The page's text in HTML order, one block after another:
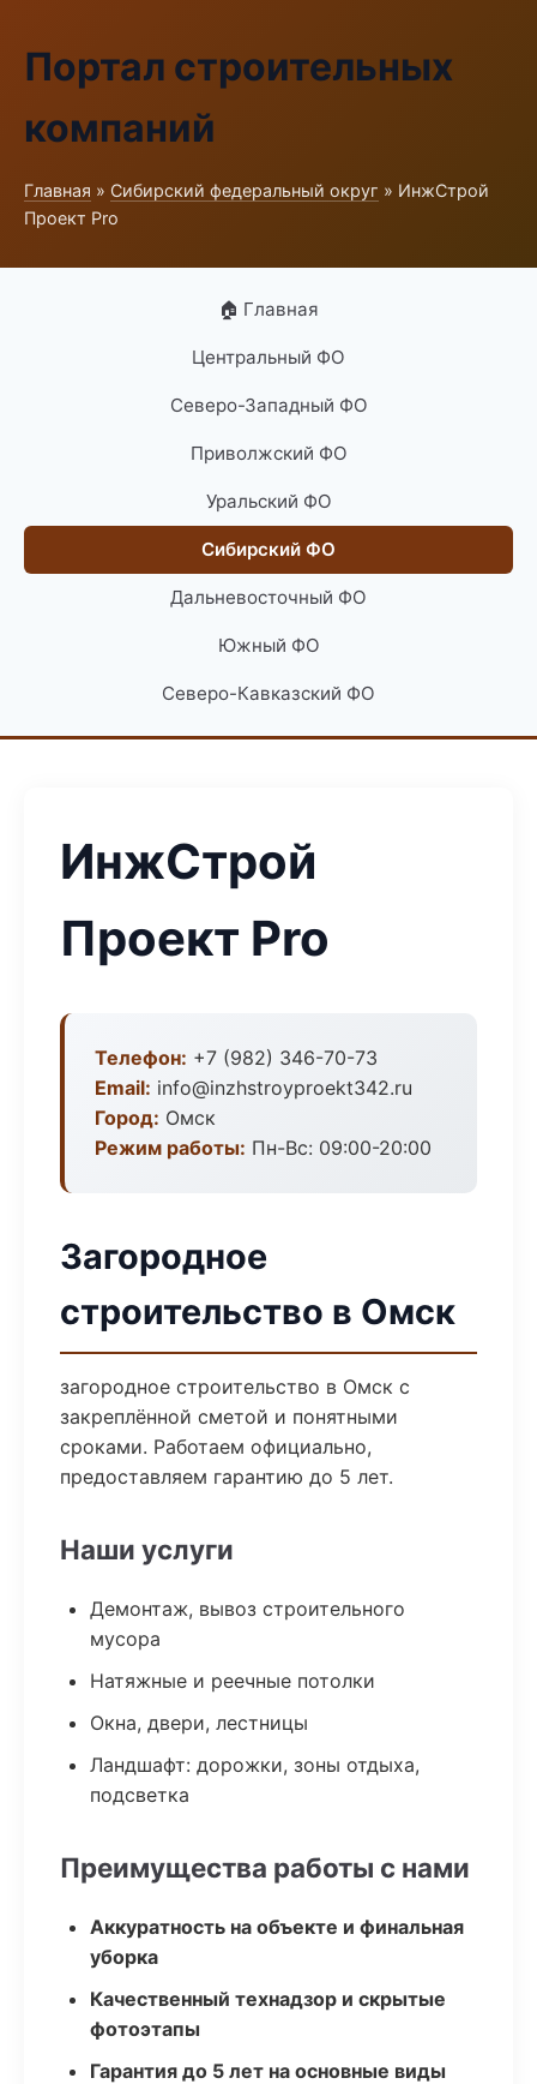
Портал строительных
компаний
Главная » Сибирский федеральный округ » ИнжСтрой
Проект Pro
🏠 Главная
Центральный ФО
Северо-Западный ФО
Приволжский ФО
Уральский ФО
Сибирский ФО
Дальневосточный ФО
Южный ФО
Северо-Кавказский ФО
ИнжСтрой
Проект Pro
Телефон: +7 (982) 346-70-73
Email: info@inzhstroyproekt342.ru
Город: Омск
Режим работы: Пн-Вс: 09:00-20:00
Загородное
строительство в Омск
загородное строительство в Омск с
закреплённой сметой и понятными
сроками. Работаем официально,
предоставляем гарантию до 5 лет.
Наши услуги
Демонтаж, вывоз строительного
мусора
Натяжные и реечные потолки
Окна, двери, лестницы
Ландшафт: дорожки, зоны отдыха,
подсветка
Преимущества работы с нами
Аккуратность на объекте и финальная
уборка
Качественный технадзор и скрытые
фотоэтапы
Гарантия до 5 лет на основные виды